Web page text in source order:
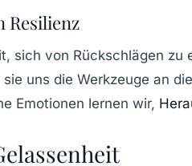
Resilienz
sich von Rückschlägen
uns die Werkzeuge an
Emotionen lernen wir,